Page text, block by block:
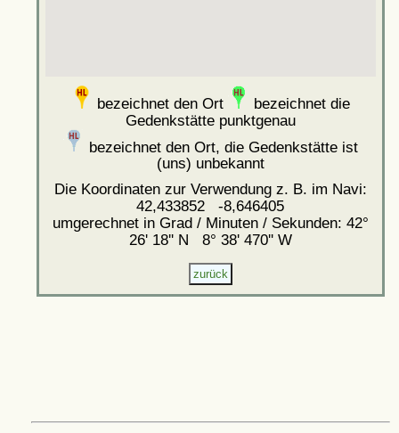
bezeichnet den Ort
bezeichnet die
Gedenkstätte punktgenau
bezeichnet den Ort, die Gedenkstätte ist
(uns) unbekannt
Die Koordinaten zur Verwendung z. B. im Navi:
42,433852 -8,646405
umgerechnet in Grad / Minuten / Sekunden: 42°
26' 18'' N 8° 38' 470'' W